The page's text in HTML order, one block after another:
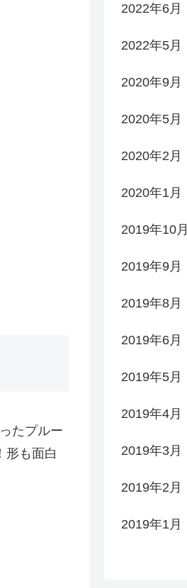
たプルー
形も面白
2022年6月
2022年5月
2020年9月
2020年5月
2020年2月
2020年1月
2019年10月
2019年9月
2019年8月
2019年6月
2019年5月
2019年4月
2019年3月
2019年2月
2019年1月